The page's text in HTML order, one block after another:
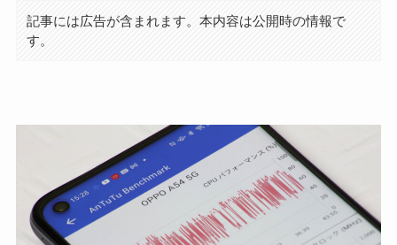
記事には広告が含まれます。本内容は公開時の情報で
す。